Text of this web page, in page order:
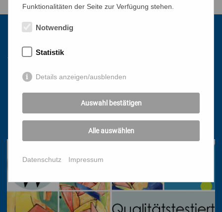
Kontakt
Katholisches Bildungswerk Wien
1010 Wien, Stephansplatz 3
office@bildungswerk.at
Funktionalitäten der Seite zur Verfügung stehen.
Notwendig
Statistik
Details anzeigen/ausblenden
Auswahl bestätigen
Alle auswählen
Datenschutz Impressum